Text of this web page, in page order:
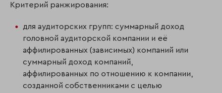
Критерий ранжирования:
для аудиторских групп: суммарный доход
головной аудиторской компании и её
аффилированных (зависимых) компаний или
суммарный доход компаний,
аффилированных по отношению к компании,
созданной собственниками с целью